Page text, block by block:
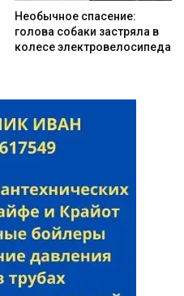
Необычное спасение:
голова собаки застряла в
колесе электровелосипеда